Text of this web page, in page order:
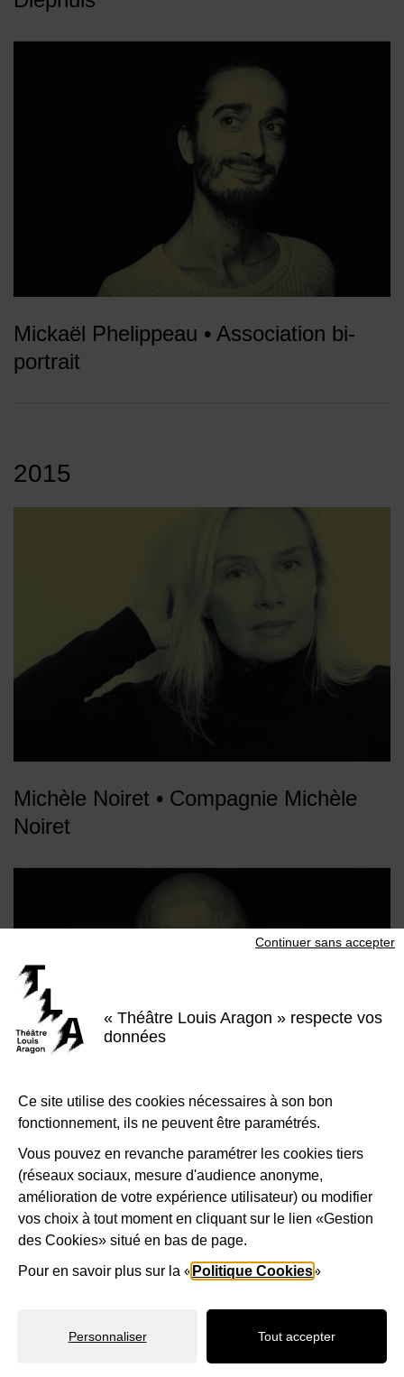
« Théâtre Louis Aragon » respecte vos
données
Ce site utilise des cookies nécessaires à son bon
fonctionnement, ils ne peuvent être paramétrés.
Vous pouvez en revanche paramétrer les cookies tiers
(réseaux sociaux, mesure d'audience anonyme,
amélioration de votre expérience utilisateur) ou modifier
vos choix à tout moment en cliquant sur le lien «Gestion
des Cookies» situé en bas de page.
Pour en savoir plus sur la « Politique Cookies»
Personnaliser
Continuer sans accepter
Tout accepter
Mickaël Phelippeau • Association bi-
portrait
2015
Michèle Noiret • Compagnie Michèle
Noiret
Bernardo Montet • Compagnie
Mawguerite